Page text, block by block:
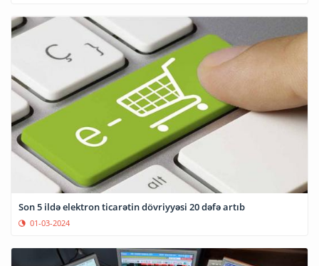
Son 5 ildə elektron ticarətin dövriyyəsi 20 dəfə artıb
01-03-2024